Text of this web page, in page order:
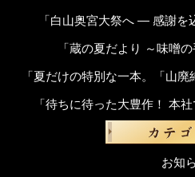
「白山奥宮大祭へ ― 感謝を
「蔵の夏だより ～味噌
「夏だけの特別な一本。「山
「待ちに待った大豊作！ 本
お知